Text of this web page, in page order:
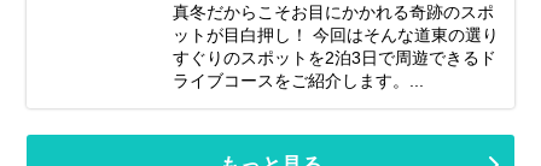
真冬だからこそお目にかかれる奇跡のスポ
ットが目白押し！ 今回はそんな道東の選り
すぐりのスポットを2泊3日で周遊できるド
ライブコースをご紹介します。...